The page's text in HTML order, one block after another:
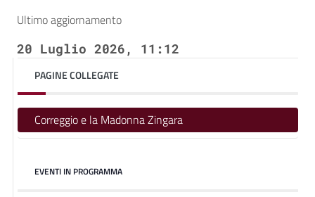
Ultimo aggiornamento
20 Luglio 2026, 11:12
PAGINE COLLEGATE
Correggio e la Madonna Zingara
EVENTI IN PROGRAMMA